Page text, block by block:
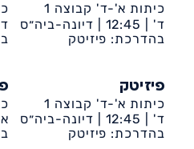
כיתות א'-ד' קבוצה 1
ד' |
12:45 |
דיונה-ביה״ס
אריאל
בהדרכת: פיזיטק
פיזיטק
כיתות א'-ד' קבוצה 1
ד' |
12:45 |
דיונה-ביה״ס
רתמים
בהדרכת: פיזיטק